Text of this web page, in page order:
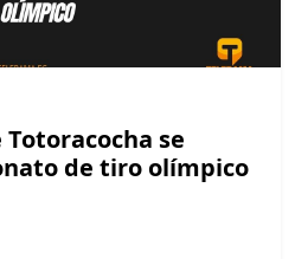
se
de tiro olímpico